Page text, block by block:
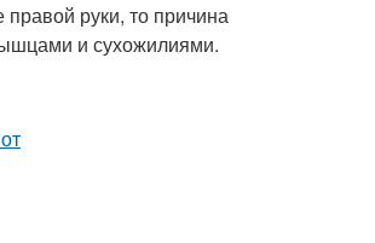
руки, то причина
и сухожилиями.